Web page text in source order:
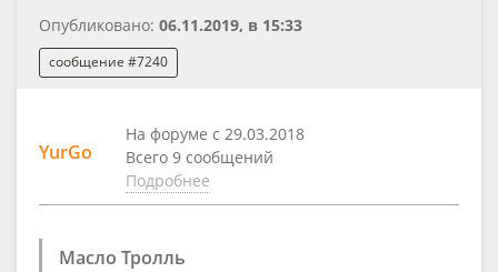
Опубликовано: 06.11.2019, в 15:33
сообщение #7240
YurGo
На форуме с 29.03.2018
Всего 9 сообщений
Подробнее
Масло Тролль